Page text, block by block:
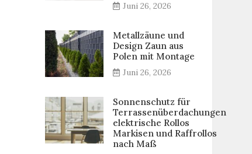
Juni 26, 2026
Metallzäune und
Design Zaun aus
Polen mit Montage
Juni 26, 2026
Sonnenschutz für
Terrassenüberdachungen
elektrische Rollos
Markisen und Raffrollos
nach Maß